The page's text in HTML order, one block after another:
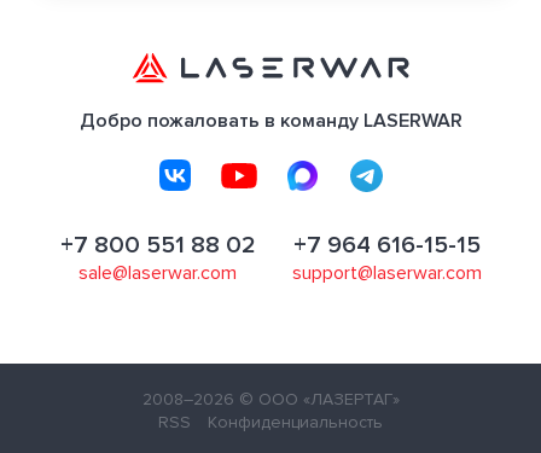
Добро пожаловать в команду LASERWAR
+7 800 551 88 02
sale@laserwar.com
+7 964 616-15-15
support@laserwar.com
2008–2026 © ООО «ЛАЗЕРТАГ»
RSS
Конфиденциальность